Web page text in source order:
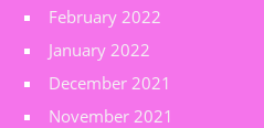
February 2022
January 2022
December 2021
November 2021